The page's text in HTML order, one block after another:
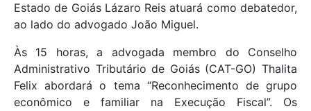
Estado de Goiás Lázaro Reis atuará como debatedor,
ao lado do advogado João Miguel.
Às 15 horas, a advogada membro do Conselho
Administrativo Tributário de Goiás (CAT-GO) Thalita
Felix abordará o tema “Reconhecimento de grupo
econômico e familiar na Execução Fiscal”. Os